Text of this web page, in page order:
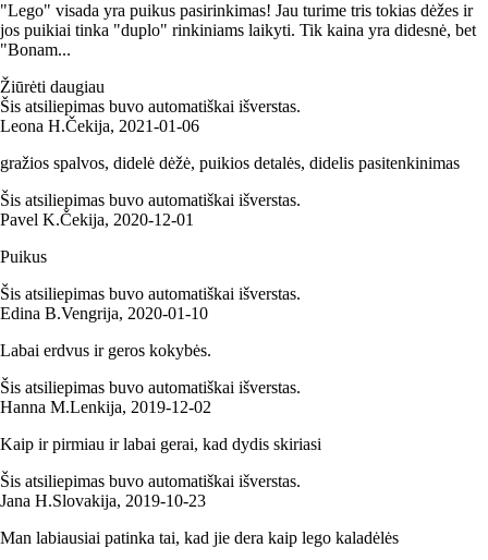
"Lego" visada yra puikus pasirinkimas! Jau turime tris tokias dėžes ir
jos puikiai tinka "duplo" rinkiniams laikyti. Tik kaina yra didesnė, bet
"Bonam...
Žiūrėti daugiau
Šis atsiliepimas buvo automatiškai išverstas.
Leona H.Čekija, 2021‑01‑06
gražios spalvos, didelė dėžė, puikios detalės, didelis pasitenkinimas
Šis atsiliepimas buvo automatiškai išverstas.
Pavel K.Čekija, 2020‑12‑01
Puikus
Šis atsiliepimas buvo automatiškai išverstas.
Edina B.Vengrija, 2020‑01‑10
Labai erdvus ir geros kokybės.
Šis atsiliepimas buvo automatiškai išverstas.
Hanna M.Lenkija, 2019‑12‑02
Kaip ir pirmiau ir labai gerai, kad dydis skiriasi
Šis atsiliepimas buvo automatiškai išverstas.
Jana H.Slovakija, 2019‑10‑23
Man labiausiai patinka tai, kad jie dera kaip lego kaladėlės